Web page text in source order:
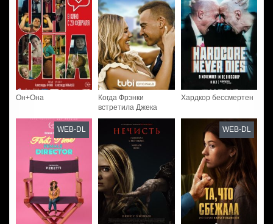
Он+Она
Когда Фрэнки
встретила Джека
Хардкор бессмертен
WEB-DL WEB-DL